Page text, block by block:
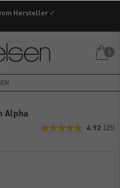
Hersteller ✓
0
Alpha
4.92 (25)